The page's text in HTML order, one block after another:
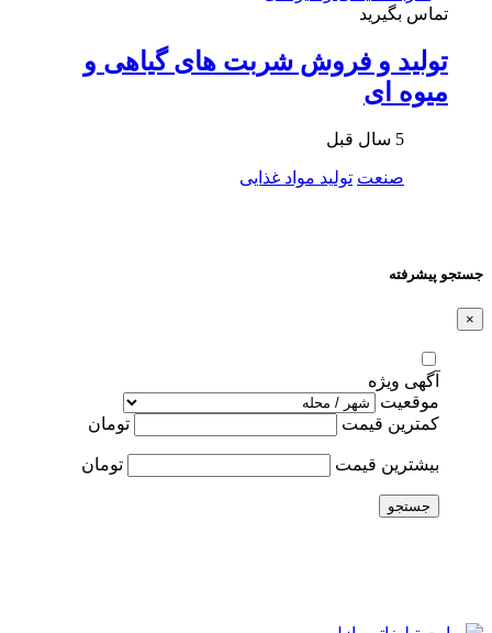
تماس بگیرید
تولید و فروش شربت های گیاهی و
میوه ای
5 سال قبل
صنعت تولید مواد غذایی
جستجو پیشرفته
×
آگهی ویژه
موقعیت
کمترین قیمت
تومان
بیشترین قیمت تومان
جستجو